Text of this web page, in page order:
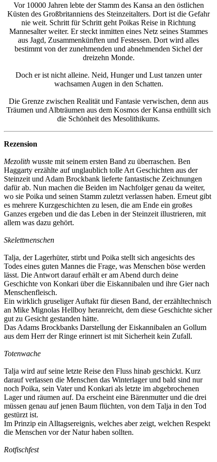
Vor 10000 Jahren lebte der Stamm des Kansa an den östlichen
Küsten des Großbritanniens des Steinzeitalters. Dort ist die Gefahr
nie weit. Schritt für Schritt geht Poikas Reise in Richtung
Mannesalter weiter. Er steckt inmitten eines Netz seines Stammes
aus Jagd, Zusammenkünften und Festessen. Dort wird alles
bestimmt von der zunehmenden und abnehmenden Sichel der
dreizehn Monde.
Doch er ist nicht alleine. Neid, Hunger und Lust tanzen unter
wachsamen Augen in den Schatten.
Die Grenze zwischen Realität und Fantasie verwischen, denn aus
Träumen und Albträumen aus dem Kosmos der Kansa enthüllt sich
die Schönheit des Mesolithikums.
Rezension
Mezolith wusste mit seinem ersten Band zu überraschen. Ben
Haggarty erzählte auf unglaublich tolle Art Geschichten aus der
Steinzeit und Adam Brockbank lieferte fantastische Zeichnungen
dafür ab. Nun machen die Beiden im Nachfolger genau da weiter,
wo sie Poika und seinen Stamm zuletzt verlassen haben. Erneut gibt
es mehrere Kurzgeschichten zu lesen, die am Ende ein großes
Ganzes ergeben und die das Leben in der Steinzeit illustrieren, mit
allem was dazu gehört.
Skelettmenschen
Talja, der Lagerhüter, stirbt und Poika stellt sich angesichts des
Todes eines guten Mannes die Frage, was Menschen böse werden
lässt. Die Antwort darauf erhält er am Abend durch deine
Geschichte von Konkari über die Eiskannibalen und ihre Gier nach
Menschenfleisch.
Ein wirklich gruseliger Auftakt für diesen Band, der erzähltechnisch
an Mike Mignolas Hellboy heranreicht, dem diese Geschichte sicher
gut zu Gesicht gestanden hätte.
Das Adams Brockbanks Darstellung der Eiskannibalen an Gollum
aus dem Herr der Ringe erinnert ist mit Sicherheit kein Zufall.
Totenwache
Talja wird auf seine letzte Reise den Fluss hinab geschickt. Kurz
darauf verlassen die Menschen das Winterlager und bald sind nur
noch Poika, sein Vater und Konkari als letzte im abgebrochenen
Lager und räumen auf. Da erscheint eine Bärenmutter und die drei
müssen genau auf jenen Baum flüchten, von dem Talja in den Tod
gestürzt ist.
Im Prinzip ein Alltagsereignis, welches aber zeigt, welchen Respekt
die Menschen vor der Natur haben sollten.
Rotfischfest